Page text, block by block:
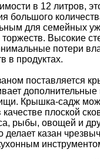
в 12 литров,
большого
для семейных
Высокие
потери
в продуктах.
поставляется
Крышка-садж
качестве плоской
рыбы, овощей и
делает казан